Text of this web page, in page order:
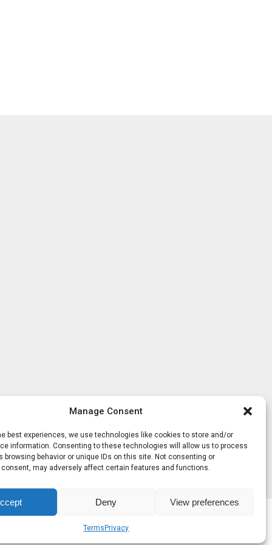
Manage Consent
best experiences, we use technologies like cookies to store and/or
information. Consenting to these technologies will allow us to process
browsing behavior or unique IDs on this site. Not consenting or
may adversely affect certain features and functions.
Deny View preferences
Terms Privacy